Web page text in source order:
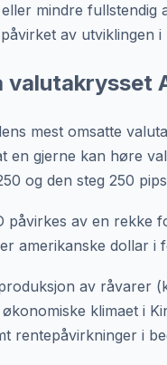
mindre
av utviklingen i
mest omsatte
en gjerne kan høre
og den steg 250
påvirkes av en rekke
amerikanske dollar
av råvarer
klimaet i
rentepåvirkninger i